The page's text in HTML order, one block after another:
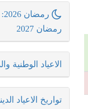
رمضان 2026: مواعيد إمساك وإفطار
رمضان 2027
الاعياد الوطنية
تواريخ الاعياد الدينية